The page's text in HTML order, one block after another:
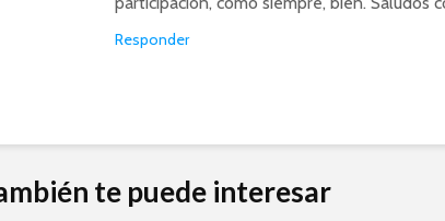
Responder
te puede interesar